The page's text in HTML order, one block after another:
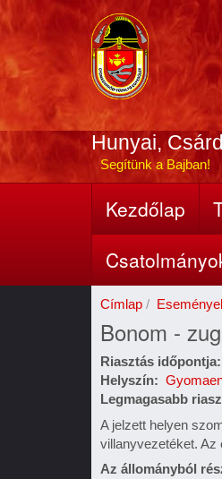
Ugrás
a
tartalomra
Hunyai,
Segítünk a Bajban!
Fő
navigáció
Kezdőlap
Címlap
Bonom -
Riasztás időpontja
Helyszín
Legmagasabb
A jelzett helyen
villanyvezetéket. Az
Az állományból